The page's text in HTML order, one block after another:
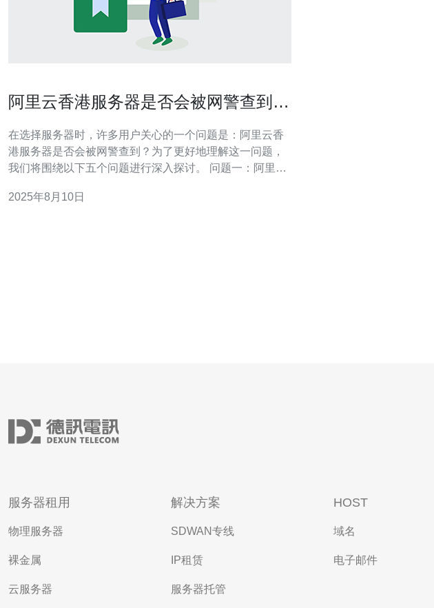
阿里云香港服务器是否会被网警查到的
在选择服务器时，许多用户关心的一个问题是：阿里云香
港服务器是否会被网警查到？为了更好地理解这一问题，
我们将围绕以下五个问题进行深入探讨。 问题一：阿里云
合规性是一个重要因素。根据香港的法律法规，香港的网
2025年8月10日
服务器租用
物理服务器
裸金属
云服务器
解决方案
SDWAN专线
IP租赁
服务器托管
HOST
域名
电子邮件